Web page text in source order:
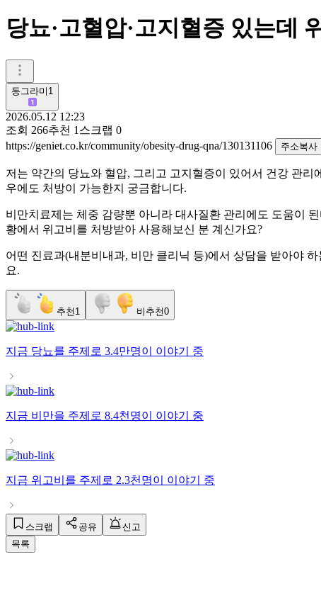
당뇨·고혈압·고지혈증 있는데
동그라미1
2026.05.12 12:23
조회 266추천 1 스크랩 0
https://geniet.co.kr/community/obesity-drug-qna/130131106
주소복사
저는 약간의 당뇨와 혈압, 그리고 고지혈증이 있어서 건강 관리
우에도 처방이 가능한지 궁금합니다.
비만치료제는 체중 감량뿐 아니라 대사질환 관리에도 도움이
황에서 위고비를 처방받아 사용해보신 분 계신가요?
어떤 진료과(내분비내과, 비만 클리닉 등)에서 상담을 받아야
요.
추천 1 비추천0
지금 당뇨를 주제로 3.4만명이 이야기 중
지금 비만을 주제로 8.4천명이 이야기 중
지금 위고비 를 주제로 2.3천명이 이야기 중
스크랩 공유
신고
목록